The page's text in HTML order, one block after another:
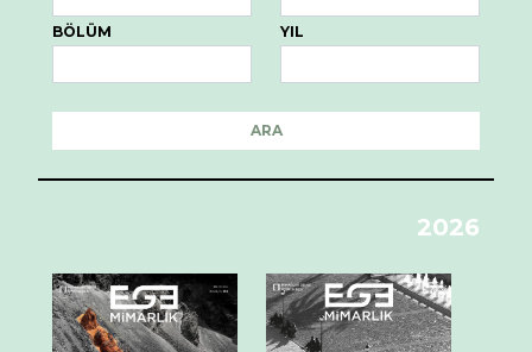
BÖLÜM YIL
ARA
2026